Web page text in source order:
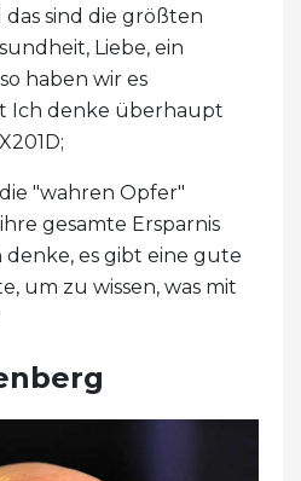
sind die größten
Liebe, ein
haben wir es
Ich denke überhaupt
"wahren Opfer"
gesamte Ersparnis
es gibt eine gute
um zu wissen, was mit